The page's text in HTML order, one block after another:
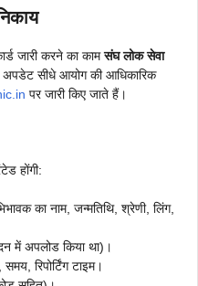
जारी करने का कामसंघ लोक सेवा
अपडेट सीधे आयोग की आधिकारिक
पर जारी किए जाते हैं।
होंगी:
का नाम, जन्मतिथि, श्रेणी, लिंग,
में अपलोड किया था)।
समय, रिपोर्टिंग टाइम।